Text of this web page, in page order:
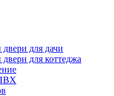
для дачи
для коттеджа